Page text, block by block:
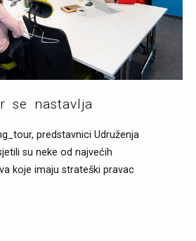
se nastavlja
predstavnici Udruženja
su neke od najvećih
koje imaju strateški pravac